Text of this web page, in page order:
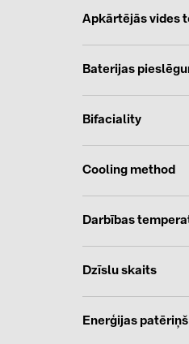
Apkārtējās vides
Baterijas
Bifaciality
Cooling method
Darbības
Dzīslu skaits
Enerģijas patēriņš